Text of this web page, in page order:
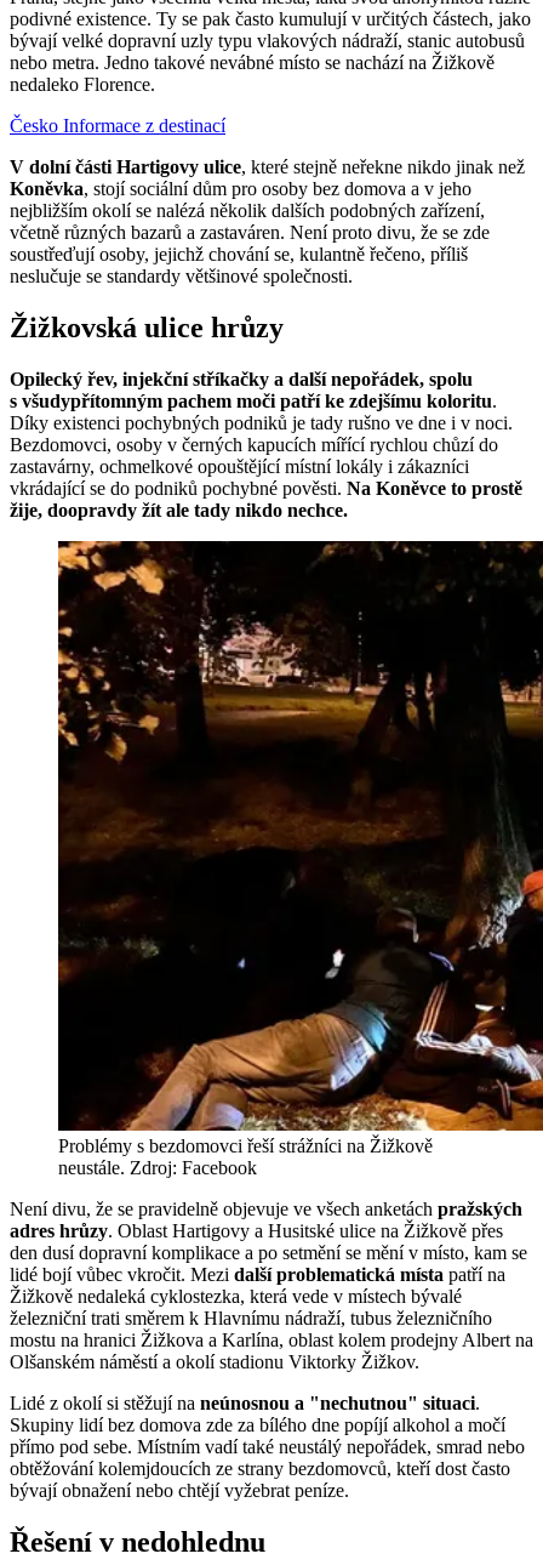
podivné existence. Ty se pak často kumulují v určitých částech, jako
bývají velké dopravní uzly typu vlakových nádraží, stanic autobusů
nebo metra. Jedno takové nevábné místo se nachází na Žižkově
nedaleko Florence.
Česko Informace z destinací
V dolní části Hartigovy ulice, které stejně neřekne nikdo jinak než
Koněvka, stojí sociální dům pro osoby bez domova a v jeho
nejbližším okolí se nalézá několik dalších podobných zařízení,
včetně různých bazarů a zastaváren. Není proto divu, že se zde
soustřeďují osoby, jejichž chování se, kulantně řečeno, příliš
neslučuje se standardy většinové společnosti.
Žižkovská ulice hrůzy
Opilecký řev, injekční stříkačky a další nepořádek, spolu
s všudypřítomným pachem moči patří ke zdejšímu koloritu.
Díky existenci pochybných podniků je tady rušno ve dne i v noci.
Bezdomovci, osoby v černých kapucích mířící rychlou chůzí do
zastavárny, ochmelkové opouštějící místní lokály i zákazníci
vkrádající se do podniků pochybné pověsti. Na Koněvce to prostě
žije, doopravdy žít ale tady nikdo nechce.
Problémy s bezdomovci řeší strážníci na Žižkově
neustále. Zdroj: Facebook
Není divu, že se pravidelně objevuje ve všech anketách pražských
adres hrůzy. Oblast Hartigovy a Husitské ulice na Žižkově přes
den dusí dopravní komplikace a po setmění se mění v místo, kam se
lidé bojí vůbec vkročit. Mezi další problematická místa patří na
Žižkově nedaleká cyklostezka, která vede v místech bývalé
železniční trati směrem k Hlavnímu nádraží, tubus železničního
mostu na hranici Žižkova a Karlína, oblast kolem prodejny Albert na
Olšanském náměstí a okolí stadionu Viktorky Žižkov.
Lidé z okolí si stěžují na neúnosnou a "nechutnou" situaci.
Skupiny lidí bez domova zde za bílého dne popíjí alkohol a močí
přímo pod sebe. Místním vadí také neustálý nepořádek, smrad nebo
obtěžování kolemjdoucích ze strany bezdomovců, kteří dost často
bývají obnažení nebo chtějí vyžebrat peníze.
Řešení v nedohlednu